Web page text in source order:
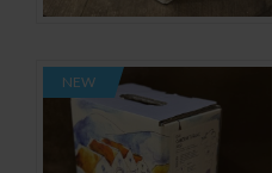
NEW